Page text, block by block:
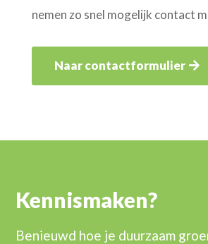
nemen zo snel mogelijk contact
Naar contactformulier
Kennismaken?
Benieuwd hoe je duurzaam